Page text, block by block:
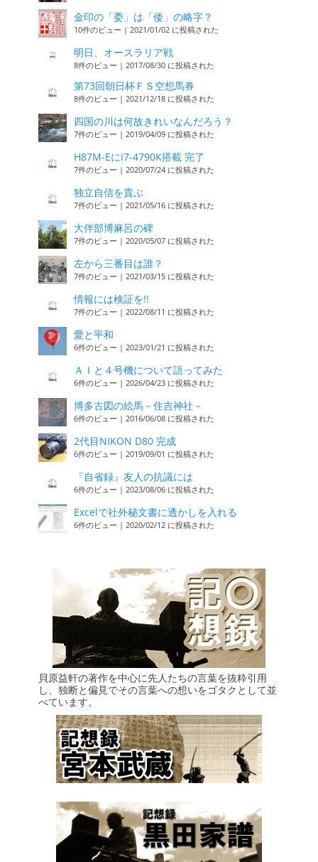
金印の「委」は「倭」の略字？
10件のビュー | 2021/01/02 に投稿された
明日、オースラリア戦
8件のビュー | 2017/08/30 に投稿された
第73回朝日杯ＦＳ空想馬券
8件のビュー | 2021/12/18 に投稿された
四国の川は何故きれいなんだろう？
7件のビュー | 2019/04/09 に投稿された
H87M-Eにi7-4790K搭載 完了
7件のビュー | 2020/07/24 に投稿された
独立自信を貴ぶ
7件のビュー | 2021/05/16 に投稿された
大伴部博麻呂の碑
7件のビュー | 2020/05/07 に投稿された
左から三番目は誰？
7件のビュー | 2021/03/15 に投稿された
情報には検証を!!
7件のビュー | 2022/08/11 に投稿された
愛と平和
6件のビュー | 2023/01/21 に投稿された
ＡＩと４号機について語ってみた
6件のビュー | 2026/04/23 に投稿された
博多古図の絵馬－住吉神社－
6件のビュー | 2016/06/08 に投稿された
2代目NIKON D80 完成
6件のビュー | 2019/09/01 に投稿された
『自省録』友人の抗議には
6件のビュー | 2023/08/06 に投稿された
Excelで社外秘文書に透かしを入れる
6件のビュー | 2020/02/12 に投稿された
貝原益軒の著作を中心に先人たちの言葉を抜粋引用
し、独断と偏見でその言葉への想いをゴタクとして並
べています。